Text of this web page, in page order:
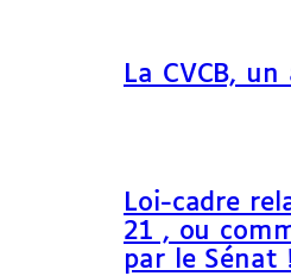
La CVCB,
Loi-cadre
21 , ou
par le Sénat